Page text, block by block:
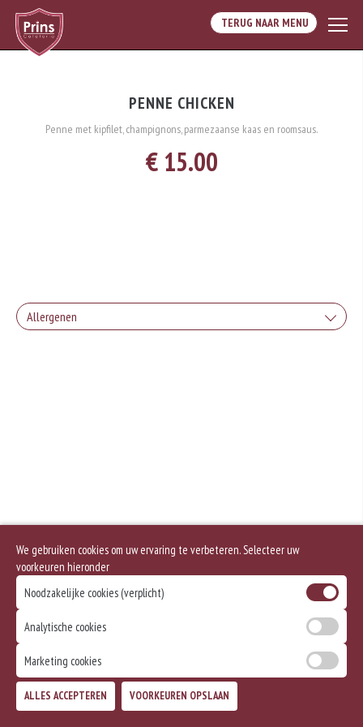
TERUG NAAR MENU
PENNE CHICKEN
Penne met kipfilet, champignons, parmezaanse kaas en roomsaus.
€ 15.00
Allergenen
We gebruiken cookies om uw ervaring te verbeteren. Selecteer uw
voorkeuren hieronder
Noodzakelijke cookies (verplicht)
Analytische cookies
Marketing cookies
ALLES ACCEPTEREN VOORKEUREN OPSLAAN